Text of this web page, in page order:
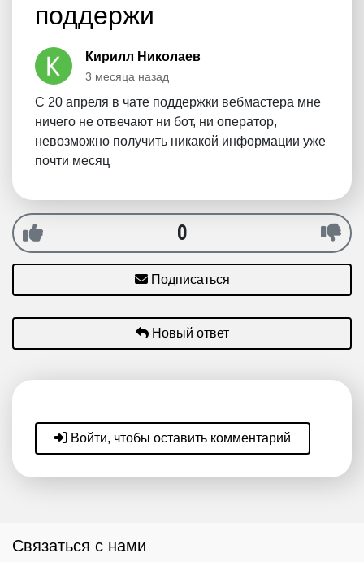
поддержи
Кирилл Николаев
3 месяца назад
С 20 апреля в чате поддержки вебмастера мне
ничего не отвечают ни бот, ни оператор,
невозможно получить никакой информации уже
почти месяц
0
Подписаться
Новый ответ
Войти, чтобы оставить комментарий
Связаться с нами